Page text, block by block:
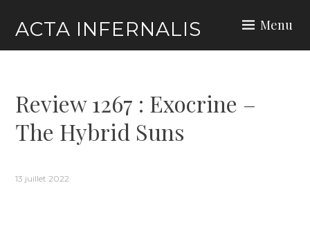
content
ACTA INFERNALIS Menu
Review 1267 : Exocrine –
The Hybrid Suns
13 juillet 2022